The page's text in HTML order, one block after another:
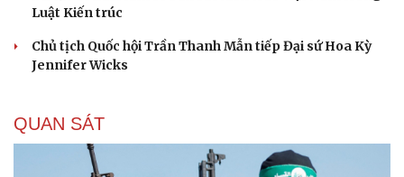
Luật Kiến trúc
Chủ tịch Quốc hội Trần Thanh Mẫn tiếp Đại sứ Hoa Kỳ
Jennifer Wicks
QUAN SÁT